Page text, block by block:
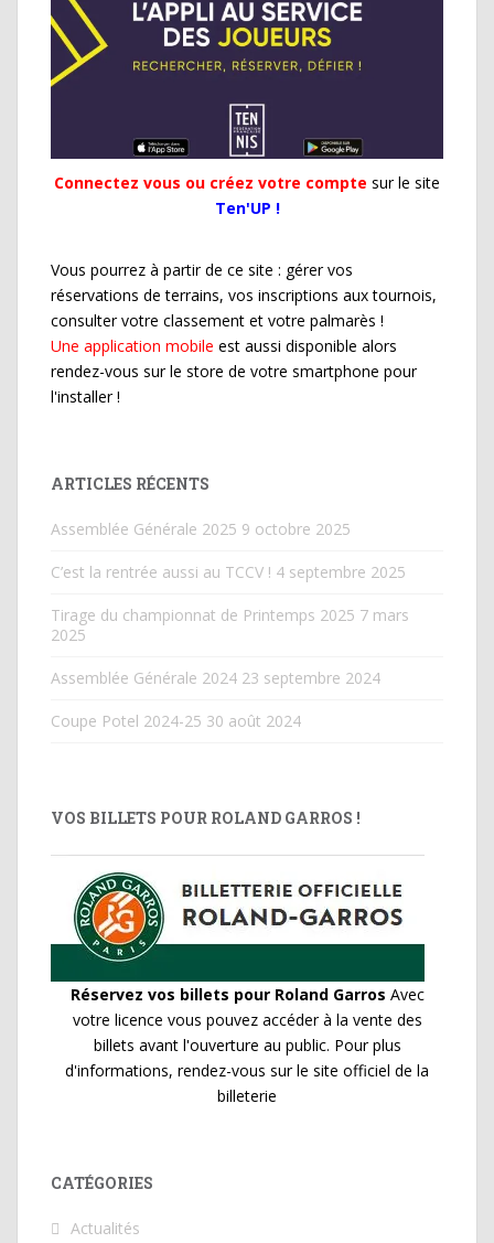
Connectez vous ou créez votre compte sur le site
Ten'UP !
Vous pourrez à partir de ce site : gérer vos
réservations de terrains, vos inscriptions aux tournois,
consulter votre classement et votre palmarès !
Une application mobile est aussi disponible alors
rendez-vous sur le store de votre smartphone pour
l'installer !
ARTICLES RÉCENTS
Assemblée Générale 2025 9 octobre 2025
C’est la rentrée aussi au TCCV ! 4 septembre 2025
Tirage du championnat de Printemps 2025 7 mars
2025
Assemblée Générale 2024 23 septembre 2024
Coupe Potel 2024-25 30 août 2024
VOS BILLETS POUR ROLAND GARROS !
Réservez vos billets pour Roland Garros Avec
votre licence vous pouvez accéder à la vente des
billets avant l'ouverture au public. Pour plus
d'informations, rendez-vous sur le site officiel de la
billeterie
CATÉGORIES
Actualités